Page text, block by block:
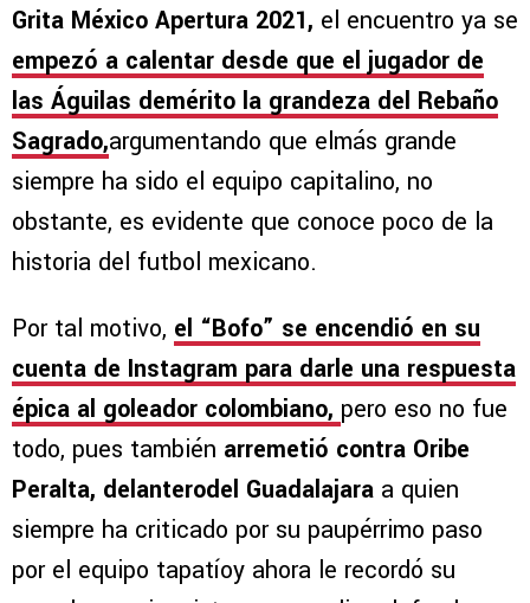
Grita México Apertura 2021, el encuentro ya se
empezó a calentar desde que el jugador de
las Águilas demérito la grandeza del Rebaño
Sagrado,argumentando que elmás grande
siempre ha sido el equipo capitalino, no
obstante, es evidente que conoce poco de la
historia del futbol mexicano.
Por tal motivo, el “Bofo” se encendió en su
cuenta de Instagram para darle una respuesta
épica al goleador colombiano, pero eso no fue
todo, pues también arremetió contra Oribe
Peralta, delanterodel Guadalajara a quien
siempre ha criticado por su paupérrimo paso
por el equipo tapatíoy ahora le recordó su